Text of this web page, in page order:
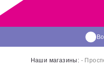
Наши магазины: -